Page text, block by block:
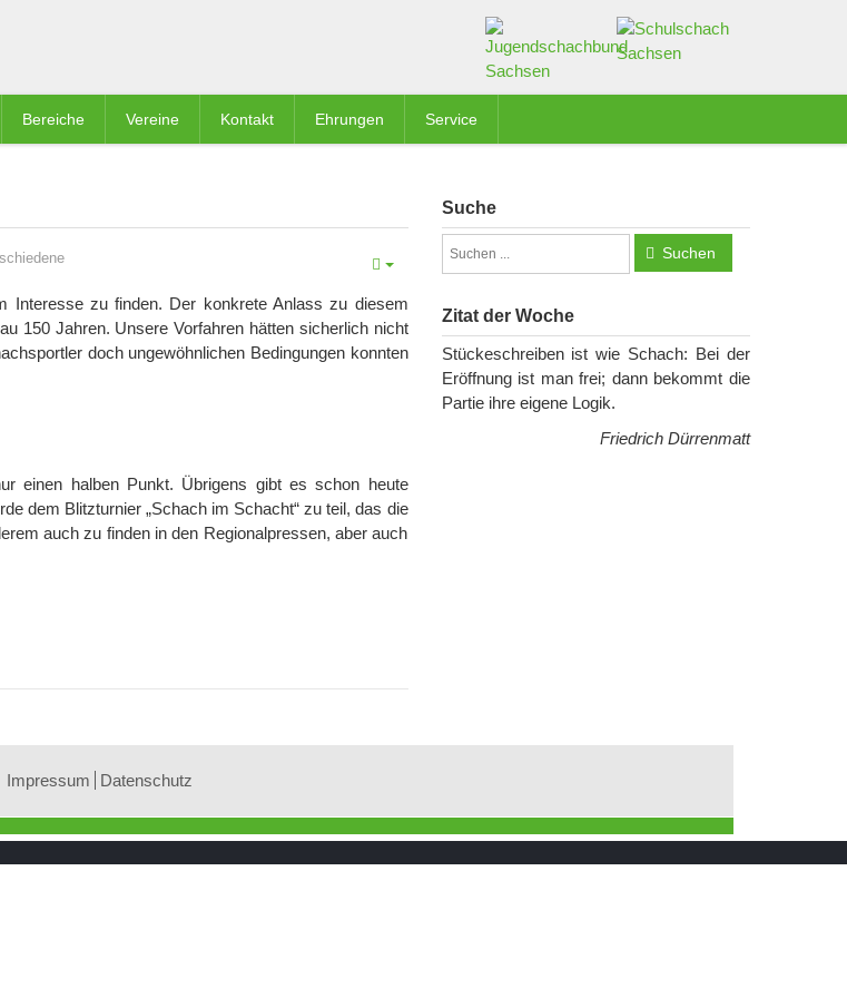
Bereiche Vereine Kontakt Ehrungen Service
Interesse zu finden. Der konkrete Anlass zu diesem
150 Jahren. Unsere Vorfahren hätten sicherlich nicht
doch ungewöhnlichen Bedingungen konnten
einen halben Punkt. Übrigens gibt es schon heute
dem Blitzturnier „Schach im Schacht“ zu teil, das die
auch zu finden in den Regionalpressen, aber auch
Suche
Suchen
Zitat der Woche
Stückeschreiben ist wie Schach: Bei der
Eröffnung ist man frei; dann bekommt die
Partie ihre eigene Logik.
Friedrich Dürrenmatt
Impressum Datenschutz